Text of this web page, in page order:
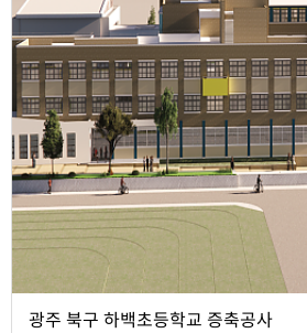
광주 북구 하백초등학교 증축공사